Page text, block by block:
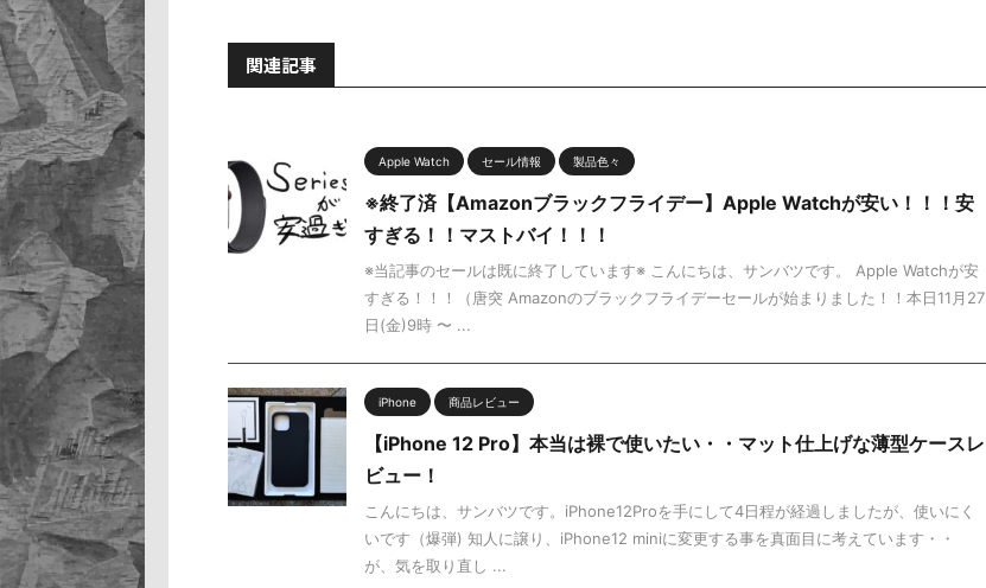
関連記事
Apple Watch セール情報 製品色々
※終了済【Amazonブラックフライデー】Apple Watchが安い！！！安
すぎる！！マストバイ！！！
※当記事のセールは既に終了しています※ こんにちは、サンバツです。 Apple Watchが安
すぎる！！！（唐突 Amazonのブラックフライデーセールが始まりました！！本日11月27
日(金)9時 〜 ...
iPhone 商品レビュー
【iPhone 12 Pro】本当は裸で使いたい・・マット仕上げな薄型ケースレ
ビュー！
こんにちは、サンバツです。iPhone12Proを手にして4日程が経過しましたが、使いにく
いです（爆弾) 知人に譲り、iPhone12 miniに変更する事を真面目に考えています・・
が、気を取り直し ...